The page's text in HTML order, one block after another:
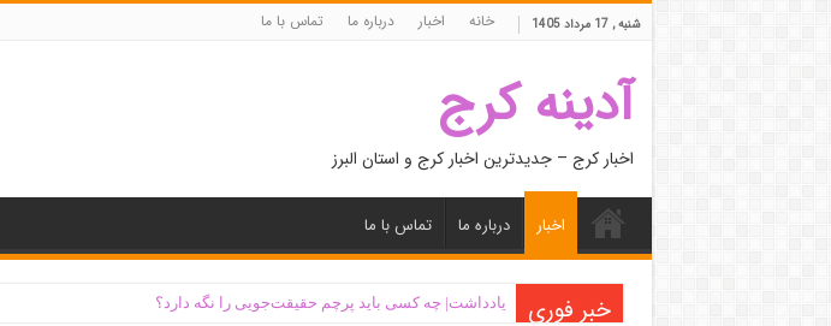
شنبه , 17 مرداد 1405 خانه اخبار درباره ما تماس با ما
آدینه کرج
اخبار کرج – جدیدترین اخبار کرج و استان البرز
اخبار درباره ما تماس با ما
خبر فوری یادداشت| ‌چه کسی باید پرچم حقیقت‌جویی را نگه دارد؟